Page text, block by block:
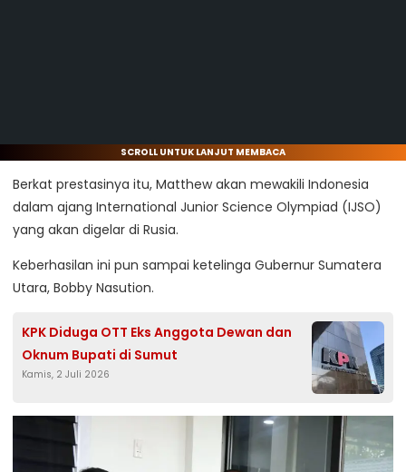
SCROLL UNTUK LANJUT MEMBACA
Berkat prestasinya itu, Matthew akan mewakili Indonesia
dalam ajang International Junior Science Olympiad (IJSO)
yang akan digelar di Rusia.
Keberhasilan ini pun sampai ketelinga Gubernur Sumatera
Utara, Bobby Nasution.
KPK Diduga OTT Eks Anggota Dewan dan
Oknum Bupati di Sumut
Kamis, 2 Juli 2026